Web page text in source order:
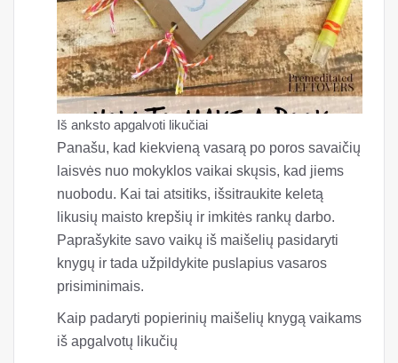
Iš anksto apgalvoti likučiai
Panašu, kad kiekvieną vasarą po poros savaičių
laisvės nuo mokyklos vaikai skųsis, kad jiems
nuobodu. Kai tai atsitiks, išsitraukite keletą
likusių maisto krepšių ir imkitės rankų darbo.
Paprašykite savo vaikų iš maišelių pasidaryti
knygų ir tada užpildykite puslapius vasaros
prisiminimais.
Kaip padaryti popierinių maišelių knygą vaikams
iš apgalvotų likučių